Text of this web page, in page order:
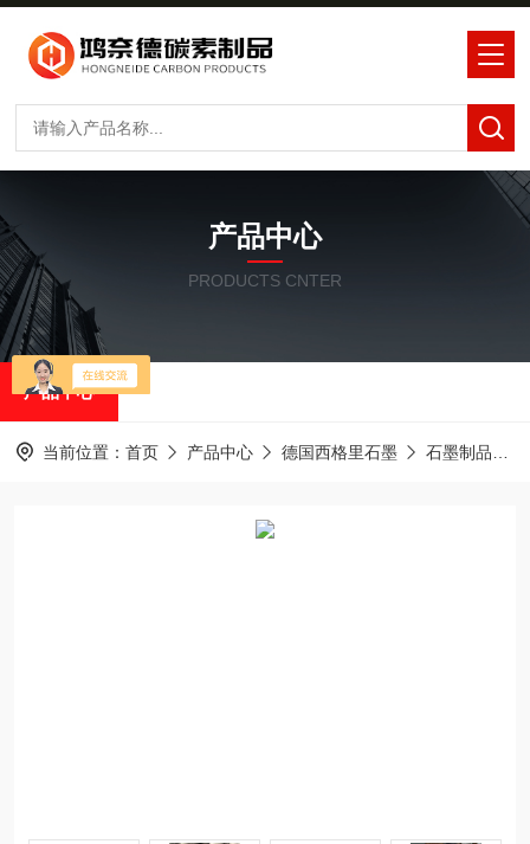
产品中心
PRODUCTS CNTER
产品中心
当前位置： 首页 产品中心 德国西格里石墨 石墨制品